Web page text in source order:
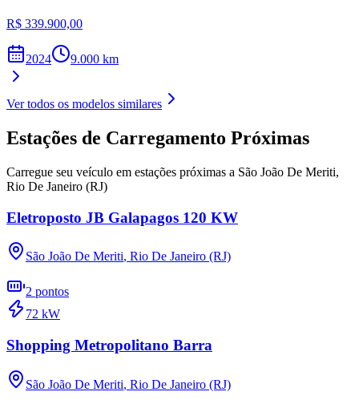
R$ 339.900,00
2024 9.000 km
Ver todos os modelos similares
Estações de Carregamento Próximas
Carregue seu veículo em estações próximas a São João De Meriti,
Rio De Janeiro (RJ)
Eletroposto JB Galapagos 120 KW
São João De Meriti, Rio De Janeiro (RJ)
2 pontos
72 kW
Shopping Metropolitano Barra
São João De Meriti, Rio De Janeiro (RJ)